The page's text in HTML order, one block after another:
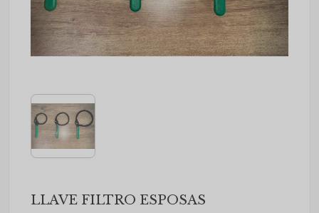
LLAVE FILTRO ESPOSAS